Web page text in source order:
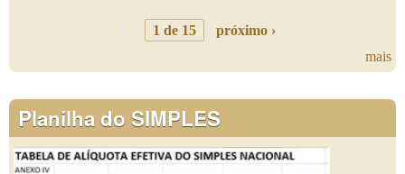
1 de 15
próximo ›
mais
Planilha do SIMPLES